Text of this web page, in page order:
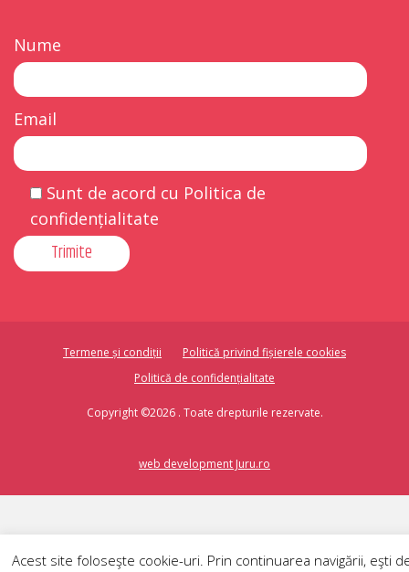
Nume
Email
Sunt de acord cu Politica de
confidențialitate
Termene și condiții
Politică privind fișierele cookies
Politică de confidențialitate
Copyright ©2026 . Toate drepturile rezervate.
web development Juru.ro
Acest site foloseşte cookie-uri. Prin continuarea navigării, eşti